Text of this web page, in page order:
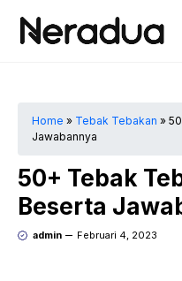
Home » Tebak Tebakan »
Jawabannya
50+ Tebak
Beserta
admin Februari 4, 2023